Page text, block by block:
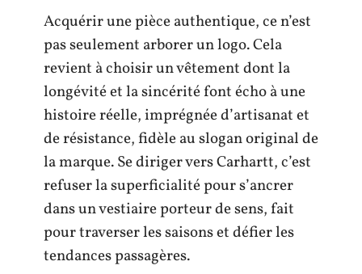
Acquérir une pièce authentique, ce n’est
pas seulement arborer un logo. Cela
revient à choisir un vêtement dont la
longévité et la sincérité font écho à une
histoire réelle, imprégnée d’artisanat et
de résistance, fidèle au slogan original de
la marque. Se diriger vers Carhartt, c’est
refuser la superficialité pour s’ancrer
dans un vestiaire porteur de sens, fait
pour traverser les saisons et défier les
tendances passagères.